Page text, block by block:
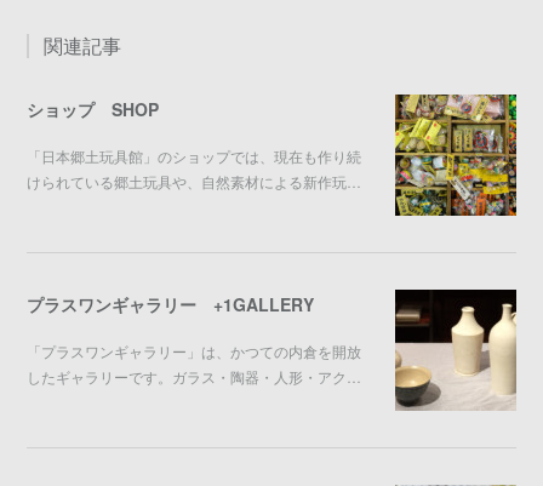
関連記事
ショップ SHOP
「日本郷土玩具館」のショップでは、現在も作り続
けられている郷土玩具や、自然素材による新作玩…
プラスワンギャラリー +1GALLERY
「プラスワンギャラリー」は、かつての内倉を開放
したギャラリーです。ガラス・陶器・人形・アク…